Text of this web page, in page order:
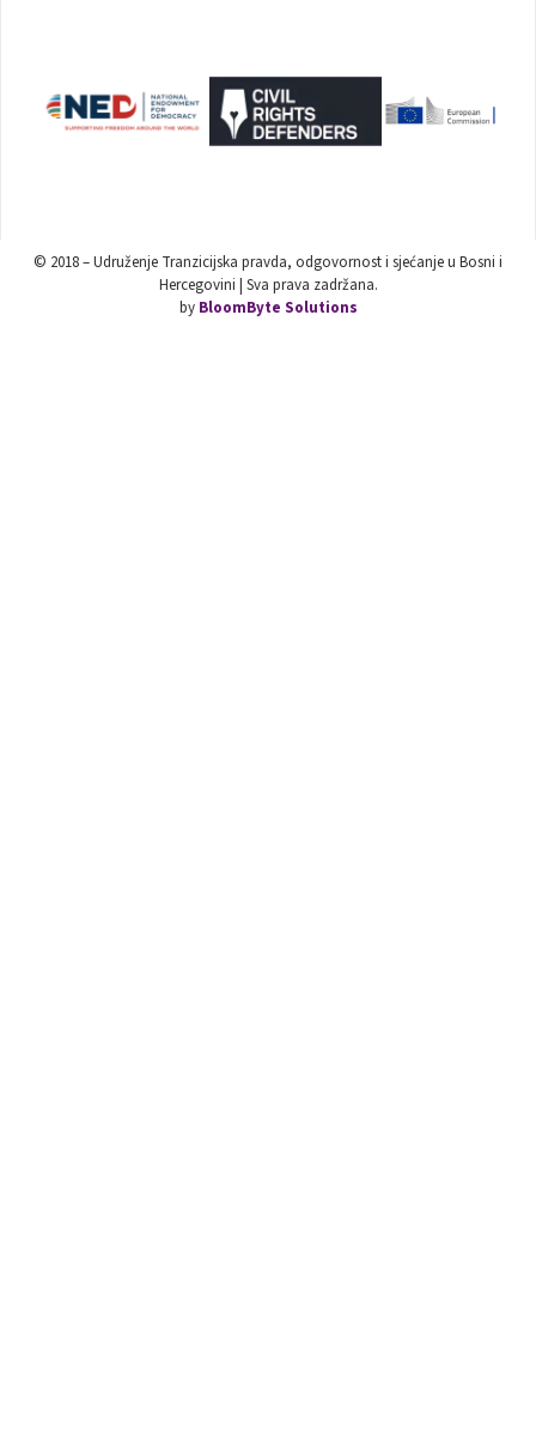
© 2018 – Udruženje Tranzicijska pravda, odgovornost i sjećanje u Bosni i
Hercegovini | Sva prava zadržana.
by BloomByte Solutions